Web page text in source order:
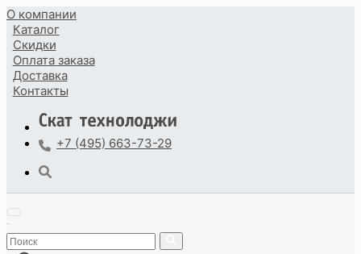
О компании
Каталог
Скидки
Оплата заказа
Доставка
Контакты
+7 (495) 663-73-29